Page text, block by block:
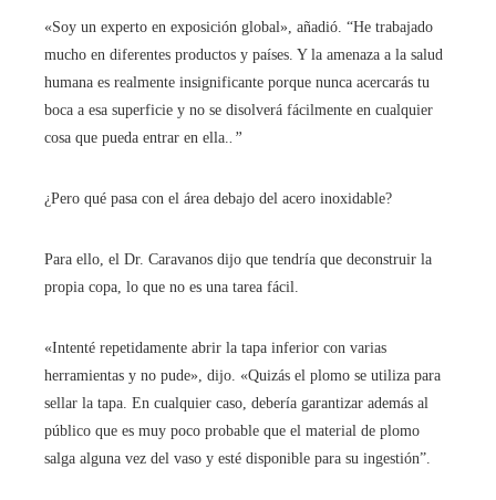
«Soy un experto en exposición global», añadió. “He trabajado
mucho en diferentes productos y países. Y la amenaza a la salud
humana es realmente insignificante porque nunca acercarás tu
boca a esa superficie y no se disolverá fácilmente en cualquier
cosa que pueda entrar en ella.
.”
¿Pero qué pasa con el área debajo del acero inoxidable?
Para ello, el Dr. Caravanos dijo que tendría que deconstruir la
propia copa, lo que no es una tarea fácil.
«Intenté repetidamente abrir la tapa inferior con varias
herramientas y no pude», dijo. «Quizás el plomo se utiliza para
sellar la tapa. En cualquier caso, debería garantizar además al
público que es muy poco probable que el material de plomo
salga alguna vez del vaso y esté disponible para su ingestión”.